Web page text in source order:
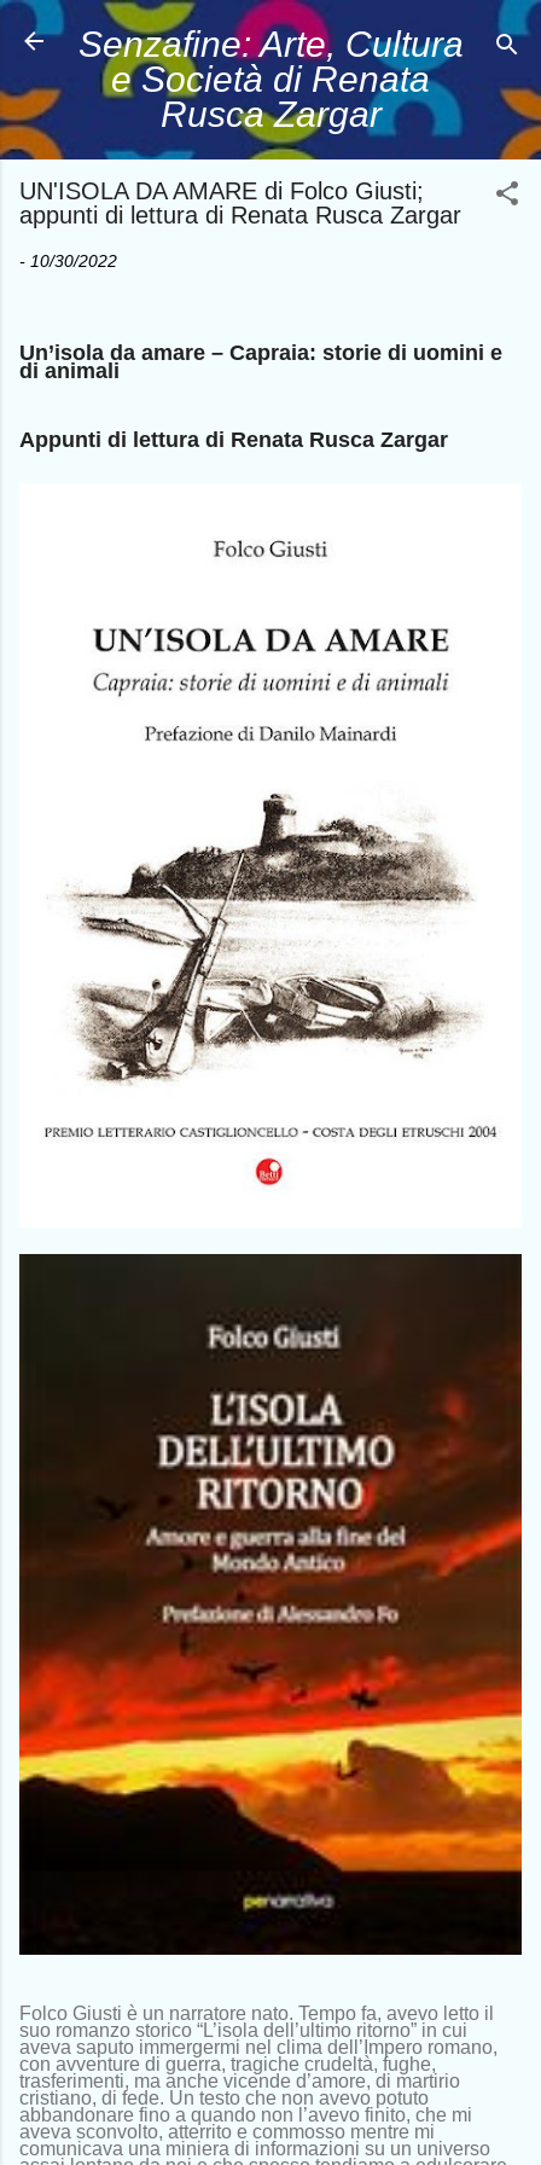
Passa ai contenuti principali
Senzafine: Arte, Cultura
e Società di Renata
Rusca Zargar
UN'ISOLA DA AMARE di Folco Giusti;
appunti di lettura di Renata Rusca Zargar
- 10/30/2022
Un’isola da amare – Capraia: storie di uomini e
di animali
Appunti di lettura di Renata Rusca Zargar
Folco Giusti è un narratore nato. Tempo fa, avevo letto il
suo romanzo storico “L’isola dell’ultimo ritorno” in cui
aveva saputo immergermi nel clima dell’Impero romano,
con avventure di guerra, tragiche crudeltà, fughe,
trasferimenti, ma anche vicende d’amore, di martirio
cristiano, di fede. Un testo che non avevo potuto
abbandonare fino a quando non l’avevo finito, che mi
aveva sconvolto, atterrito e commosso mentre mi
comunicava una miniera di informazioni su un universo